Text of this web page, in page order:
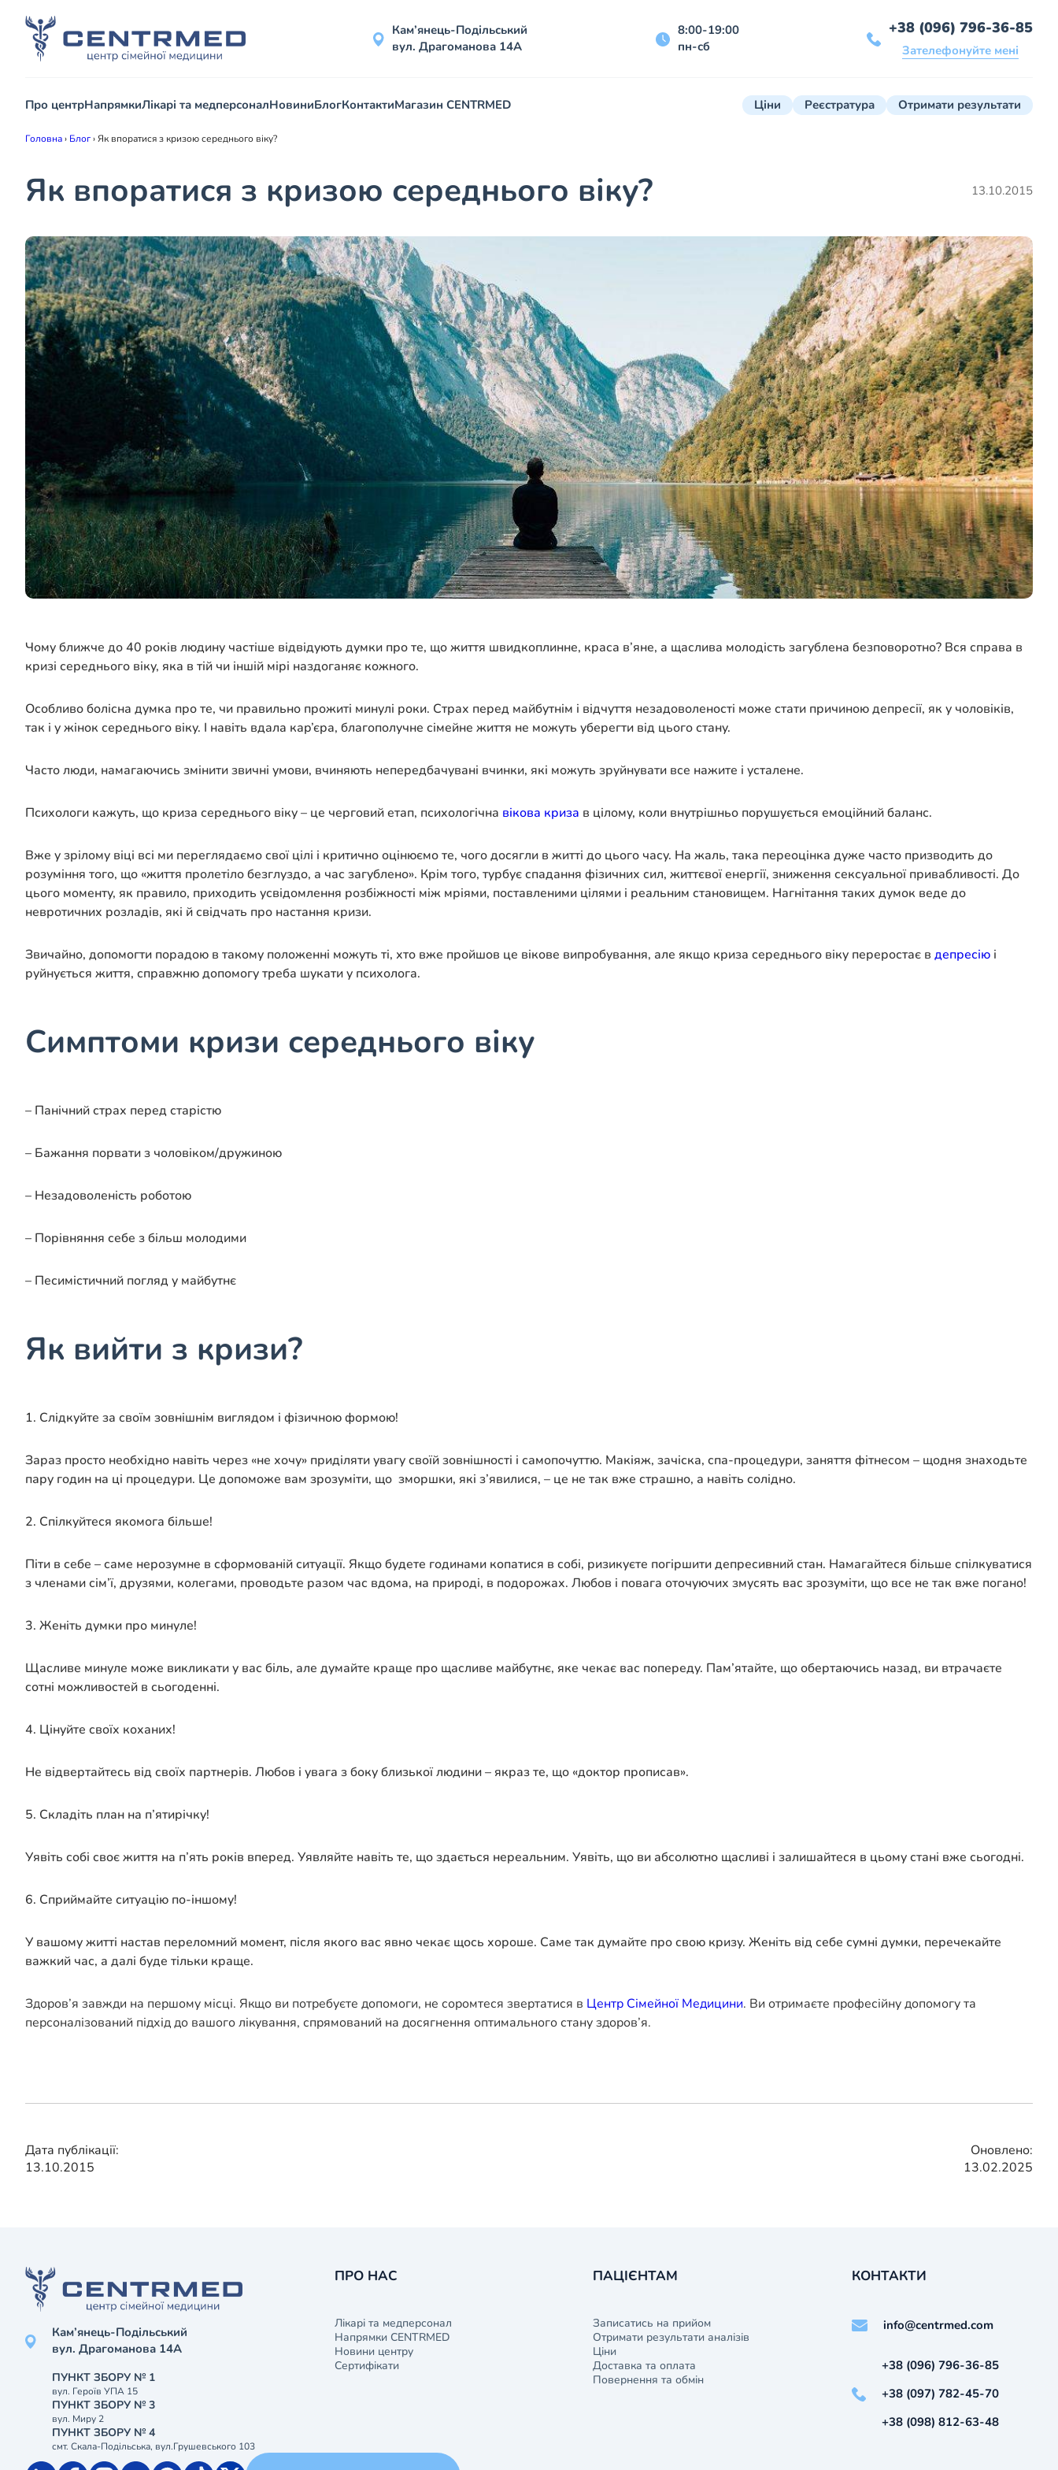
Кам’янець-Подільський
вул. Драгоманова 14А
8:00-19:00
пн-сб
+38 (096) 796-36-85
Зателефонуйте мені
Про центрНапрямкиЛікарі та медперсоналНовиниБлогКонтактиМагазин CENTRMED Ціни Реєстратура Отримати результати
Головна› Блог›Як впоратися з кризою середнього віку?
Як впоратися з кризою середнього віку? 13.10.2015
Чому ближче до 40 років людину частіше відвідують думки про те, що життя швидкоплинне, краса в’яне, а щаслива молодість загублена безповоротно? Вся справа в
кризі середнього віку, яка в тій чи іншій мірі наздоганяє кожного.
Особливо болісна думка про те, чи правильно прожиті минулі роки. Страх перед майбутнім і відчуття незадоволеності може стати причиною депресії, як у чоловіків,
так і у жінок середнього віку. І навіть вдала кар’єра, благополучне сімейне життя не можуть уберегти від цього стану.
Часто люди, намагаючись змінити звичні умови, вчиняють непередбачувані вчинки, які можуть зруйнувати все нажите і усталене.
Психологи кажуть, що криза середнього віку – це черговий етап, психологічна вікова криза в цілому, коли внутрішньо порушується емоційний баланс.
Вже у зрілому віці всі ми переглядаємо свої цілі і критично оцінюємо те, чого досягли в житті до цього часу. На жаль, така переоцінка дуже часто призводить до
розуміння того, що «життя пролетіло безглуздо, а час загублено». Крім того, турбує спадання фізичних сил, життєвої енергії, зниження сексуальної привабливості. До
цього моменту, як правило, приходить усвідомлення розбіжності між мріями, поставленими цілями і реальним становищем. Нагнітання таких думок веде до
невротичних розладів, які й свідчать про настання кризи.
Звичайно, допомогти порадою в такому положенні можуть ті, хто вже пройшов це вікове випробування, але якщо криза середнього віку переростає в депресію і
руйнується життя, справжню допомогу треба шукати у психолога.
Симптоми кризи середнього віку
– Панічний страх перед старістю
– Бажання порвати з чоловіком/дружиною
– Незадоволеність роботою
– Порівняння себе з більш молодими
– Песимістичний погляд у майбутнє
Як вийти з кризи?
1. Слідкуйте за своїм зовнішнім виглядом і фізичною формою!
Зараз просто необхідно навіть через «не хочу» приділяти увагу своїй зовнішності і самопочуттю. Макіяж, зачіска, спа-процедури, заняття фітнесом – щодня знаходьте
пару годин на ці процедури. Це допоможе вам зрозуміти, що зморшки, які з’явилися, – це не так вже страшно, а навіть солідно.
2. Спілкуйтеся якомога більше!
Піти в себе – саме нерозумне в сформованій ситуації. Якщо будете годинами копатися в собі, ризикуєте погіршити депресивний стан. Намагайтеся більше спілкуватися
з членами сім’ї, друзями, колегами, проводьте разом час вдома, на природі, в подорожах. Любов і повага оточуючих змусять вас зрозуміти, що все не так вже погано!
3. Женіть думки про минуле!
Щасливе минуле може викликати у вас біль, але думайте краще про щасливе майбутнє, яке чекає вас попереду. Пам’ятайте, що обертаючись назад, ви втрачаєте
сотні можливостей в сьогоденні.
4. Цінуйте своїх коханих!
Не відвертайтесь від своїх партнерів. Любов і увага з боку близької людини – якраз те, що «доктор прописав».
5. Складіть план на п’ятирічку!
Уявіть собі своє життя на п’ять років вперед. Уявляйте навіть те, що здається нереальним. Уявіть, що ви абсолютно щасливі і залишайтеся в цьому стані вже сьогодні.
6. Сприймайте ситуацію по-іншому!
У вашому житті настав переломний момент, після якого вас явно чекає щось хороше. Саме так думайте про свою кризу. Женіть від себе сумні думки, перечекайте
важкий час, а далі буде тільки краще.
Здоров’я завжди на першому місці. Якщо ви потребуєте допомоги, не соромтеся звертатися в Центр Сімейної Медицини. Ви отримаєте професійну допомогу та
персоналізований підхід до вашого лікування, спрямований на досягнення оптимального стану здоров’я.
Дата публікації:
13.10.2015
Оновлено:
13.02.2025
Кам’янець-Подільський
вул. Драгоманова 14А
ПУНКТ ЗБОРУ № 1
вул. Героїв УПА 15
ПУНКТ ЗБОРУ № 3
вул. Миру 2
ПУНКТ ЗБОРУ № 4
смт. Скала-Подільська, вул.Грушевського 103
ПРО НАС
Лікарі та медперсонал
Напрямки CENTRMED
Новини центру
Сертифікати
ПАЦІЄНТАМ
Записатись на прийом
Отримати результати аналізів
Ціни
Доставка та оплата
Повернення та обмін
КОНТАКТИ
info@centrmed.com
+38 (096) 796-36-85
+38 (097) 782-45-70
+38 (098) 812-63-48